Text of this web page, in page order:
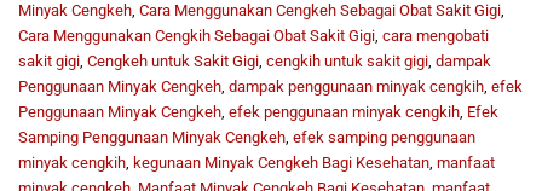
Minyak Cengkeh, Cara Menggunakan Cengkeh Sebagai Obat Sakit Gigi,
Cara Menggunakan Cengkih Sebagai Obat Sakit Gigi, cara mengobati
sakit gigi, Cengkeh untuk Sakit Gigi, cengkih untuk sakit gigi, dampak
Penggunaan Minyak Cengkeh, dampak penggunaan minyak cengkih, efek
Penggunaan Minyak Cengkeh, efek penggunaan minyak cengkih, Efek
Samping Penggunaan Minyak Cengkeh, efek samping penggunaan
minyak cengkih, kegunaan Minyak Cengkeh Bagi Kesehatan, manfaat